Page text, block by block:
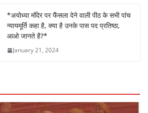
s
A
p
e
dI
n
e
*अयोध्या मंदिर पर फैंसला देने वाली पीठ के सभी पांच
न्यायमूर्ति कहा है, क्या है उनके पास पद प्रतिष्ठा,
आओ जानते है?*
January 21, 2024